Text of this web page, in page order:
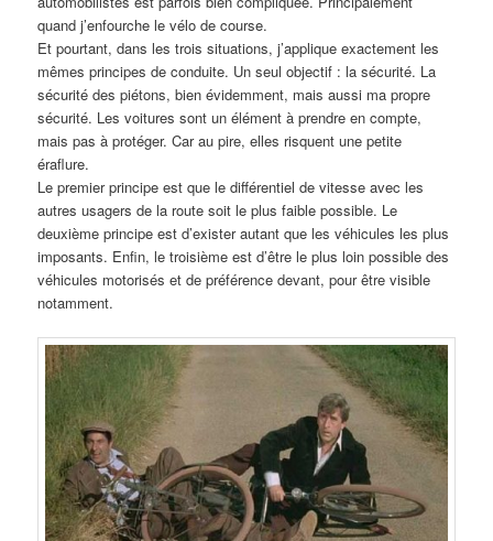
quand j’enfourche le vélo de course.
Et pourtant, dans les trois situations, j’applique exactement les
mêmes principes de conduite. Un seul objectif : la sécurité. La
sécurité des piétons, bien évidemment, mais aussi ma propre
sécurité. Les voitures sont un élément à prendre en compte,
mais pas à protéger. Car au pire, elles risquent une petite
éraflure.
Le premier principe est que le différentiel de vitesse avec les
autres usagers de la route soit le plus faible possible. Le
deuxième principe est d’exister autant que les véhicules les plus
imposants. Enfin, le troisième est d’être le plus loin possible des
véhicules motorisés et de préférence devant, pour être visible
notamment.